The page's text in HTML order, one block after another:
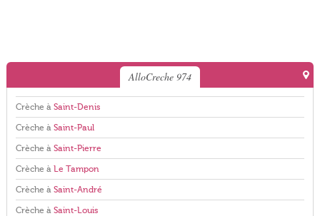
AlloCreche 974
Crèche à Saint-Denis
Crèche à Saint-Paul
Crèche à Saint-Pierre
Crèche à Le Tampon
Crèche à Saint-André
Crèche à Saint-Louis